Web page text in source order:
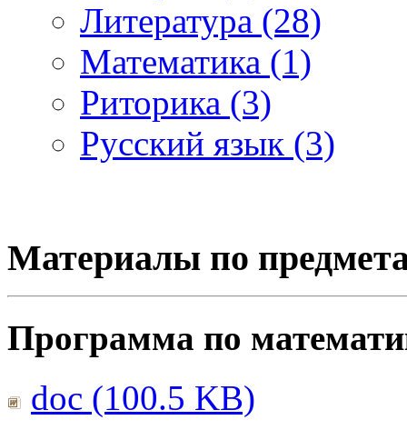
Литература (28)
Математика (1)
Риторика (3)
Русский язык (3)
Материалы по
Программа по
doc (100.5 KB)